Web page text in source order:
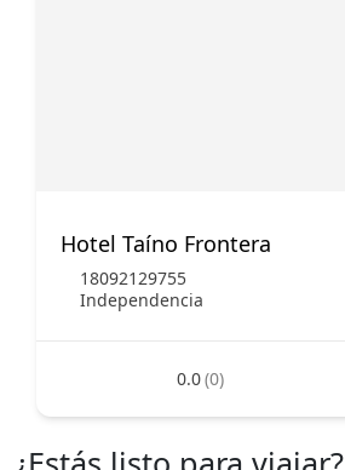
Hotel Taíno Frontera
18092129755
Independencia
0.0(0)